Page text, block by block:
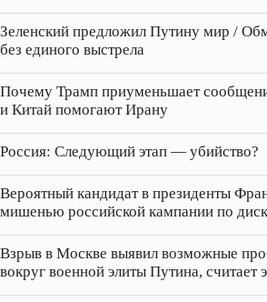
Зеленский предложил Путину мир /
без единого выстрела
Почему Трамп приуменьшает
и Китай помогают Ирану
Россия: Следующий этап — убийство?
Вероятный кандидат в президенты
мишенью российской кампании по
Взрыв в Москве выявил возможные
вокруг военной элиты Путина, считает